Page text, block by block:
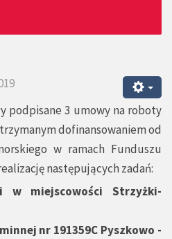
podpisane 3 umowy na roboty
dofinansowaniem od
w ramach Funduszu
następujących zadań:
w miejscowości Strzyżki-
nr 191359C Pyszkowo -